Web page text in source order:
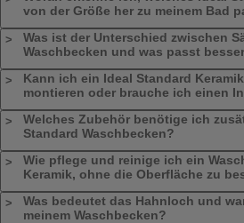
von der Größe her zu meinem Bad
Was ist der Unterschied zwischen
Waschbecken und was passt
Kann ich ein Ideal Standard
montieren oder brauche ich einen
Welches Zubehör benötige ich
Standard Waschbecken?
Wie pflege und reinige ich ein
Keramik, ohne die Oberfläche zu
Was bedeutet das Hahnloch und
meinem Waschbecken?